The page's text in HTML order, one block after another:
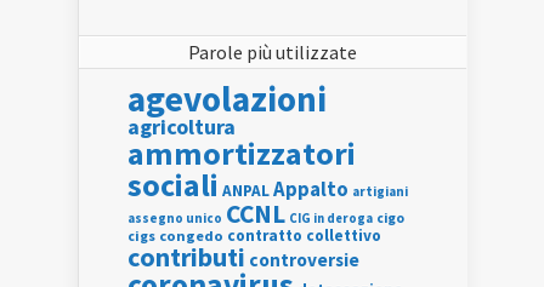
Parole più utilizzate
agevolazioni
agricoltura
ammortizzatori
sociali ANPALAppalto artigiani
assegno unico CCNL CIG in deroga cigo
cigs congedo contratto collettivo
contributi controversie